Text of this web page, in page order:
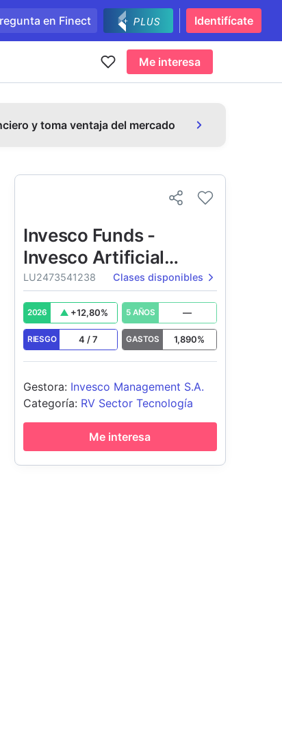
en Finect Identifícate
Me interesa
y toma ventaja del mercado
Invesco Funds -
Invesco Artificial
Intelligence Fund
LU2473541238 Clases disponibles
2026 +12,80% 5 AÑOS —
RIESGO 4 /7 GASTOS 1,890%
Gestora: Invesco Management S.A.
Categoría: RV Sector Tecnología
Me interesa